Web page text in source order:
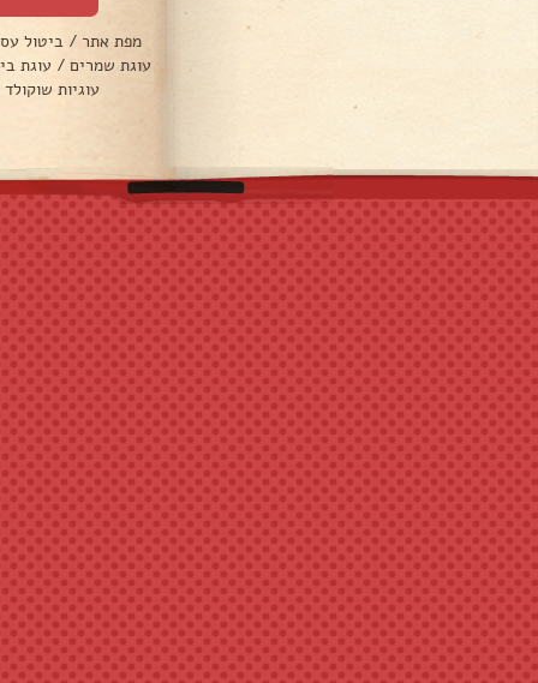
מפת אתר / ביטול
עוגת שמרים / עוגת
עוגיות